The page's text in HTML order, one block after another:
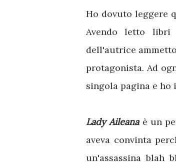
Ho dovuto leggere
Avendo letto libri
dell'autrice
protagonista. Ad
singola pagina e
Lady Aileanaè un
aveva convinta
un'assassina blah